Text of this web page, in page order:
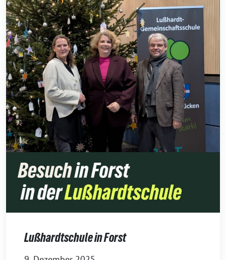
Lußhardtschule in Forst